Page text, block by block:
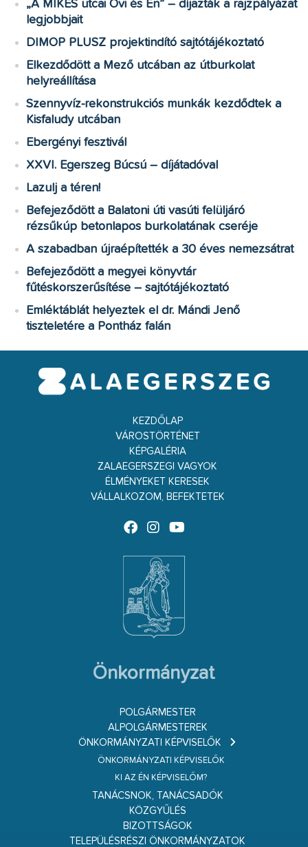
„A MIKES utcai Ovi és Én” – díjazták a rajzpályázat
legjobbjait
DIMOP PLUSZ projektindító sajtótájékoztató
Elkezdődött a Mező utcában az útburkolat
helyreállítása
Szennyvíz-rekonstrukciós munkák kezdődtek a
Kisfaludy utcában
Ebergényi fesztivál
XXVI. Egerszeg Búcsú – díjátadóval
Lazulj a téren!
Befejeződött a Balatoni úti vasúti felüljáró
rézsűkúp betonlapos burkolatának cseréje
A szabadban újraépítették a 30 éves nemezsátrat
Befejeződött a megyei könyvtár
fűtéskorszerűsítése – sajtótájékoztató
Emléktáblát helyeztek el dr. Mándi Jenő
tiszteletére a Pontház falán
KEZDŐLAP
VÁROSTÖRTÉNET
KÉPGALÉRIA
ZALAEGERSZEGI VAGYOK
ÉLMÉNYEKET KERESEK
VÁLLALKOZOM, BEFEKTETEK
Önkormányzat
POLGÁRMESTER
ALPOLGÁRMESTEREK
ÖNKORMÁNYZATI KÉPVISELŐK
ÖNKORMÁNYZATI KÉPVISELŐK
KI AZ ÉN KÉPVISELŐM?
TANÁCSNOK, TANÁCSADÓK
KÖZGYŰLÉS
BIZOTTSÁGOK
TELEPÜLÉSRÉSZI ÖNKORMÁNYZATOK